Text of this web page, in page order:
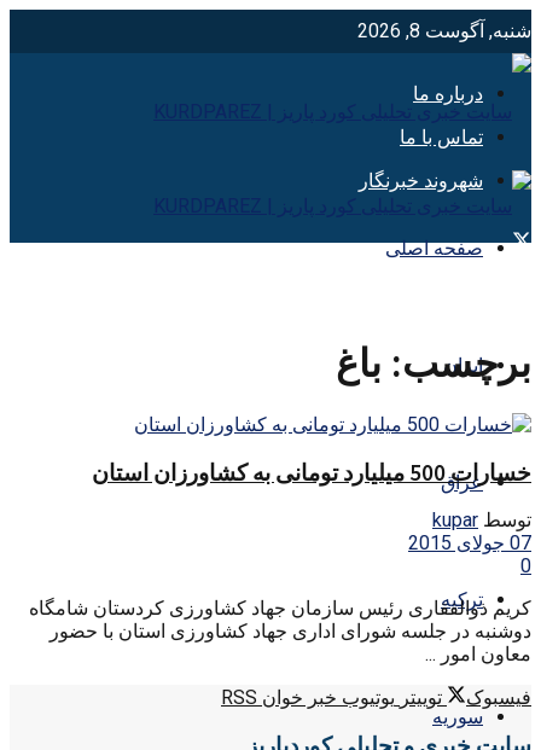
شنبه, آگوست 8, 2026
درباره ما
تماس با ما
شهروند خبرنگار
صفحه اصلی
ایران
عراق
ترکیه
سوریه
برچسب: باغ
خسارات 500 میلیارد تومانی به کشاورزان استان
توسط kupar
07 جولای 2015
0
کریم ذوالفقاری رئیس سازمان جهاد کشاورزی کردستان شامگاه
دوشنبه در جلسه شورای اداری جهاد کشاورزی استان با حضور
معاون امور ...
فیسبوک
توییتر یوتیوب خبر خوان RSS